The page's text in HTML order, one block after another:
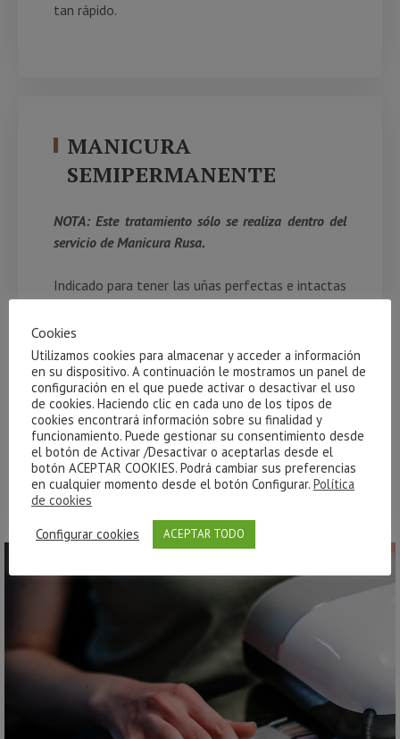
tan rápido.
MANICURA
SEMIPERMANENTE
NOTA: Este tratamiento sólo se realiza dentro del
servicio de Manicura Rusa.
Indicado para tener las uñas perfectas e intactas
de luz led. Con un retirado especial en el centro,
para que tu uña no sufra.
El tratamiento incluye el limado y pulido de la
uña, tratamiento de la cutícula, el esmaltado y
la hidratación tanto de la cutícula como de las
manos.
Cookies
Utilizamos cookies para almacenar y acceder a información
en su dispositivo. A continuación le mostramos un panel de
configuración en el que puede activar o desactivar el uso
de cookies. Haciendo clic en cada uno de los tipos de
cookies encontrará información sobre su finalidad y
funcionamiento. Puede gestionar su consentimiento desde
el botón de Activar /Desactivar o aceptarlas desde el
botón ACEPTAR COOKIES. Podrá cambiar sus preferencias
en cualquier momento desde el botón Configurar. Política
de cookies
Configurar cookies
ACEPTAR TODO